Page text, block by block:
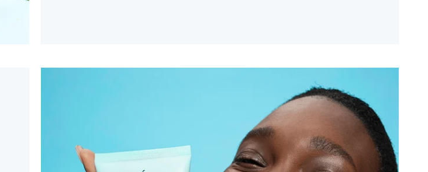
לא סותם נקבוביות
טבעוני וללא ניסויים בבעלי חיים
מתאים לכל סוגי העור